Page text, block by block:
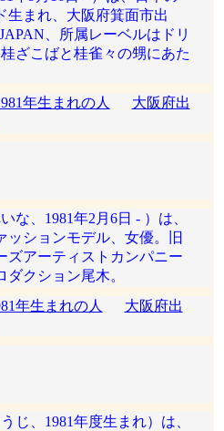
生まれ、大阪府箕面市出
、所属レーベルはドリ
ざこばと桂雀々の甥にあた
年生まれの人
大阪府出
な、1981年2月6日 - ）は、
ッションモデル、女優。旧
ズアーティストカンパニー
クション尾木。
年生まれの人
大阪府出
じ、1981年度生まれ）は、